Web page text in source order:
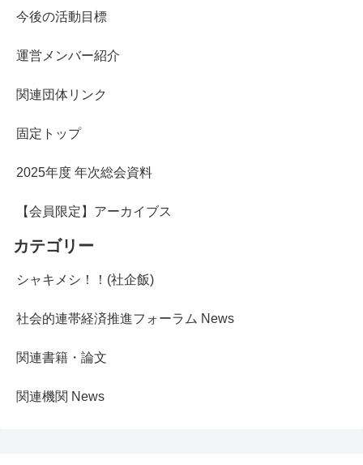
今後の活動目標
運営メンバー紹介
関連団体リンク
固定トップ
2025年度 年次総会資料
【会員限定】アーカイブス
カテゴリー
シャキメシ！！(社企飯)
社会的連帯経済推進フォーラム News
関連書籍・論文
関連機関 News